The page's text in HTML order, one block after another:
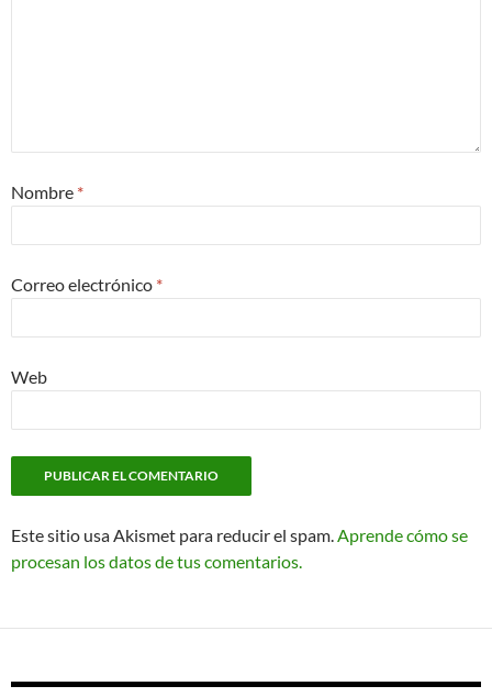
Nombre *
Correo electrónico *
Web
Este sitio usa Akismet para reducir el spam.Aprende cómo se
procesan los datos de tus comentarios.